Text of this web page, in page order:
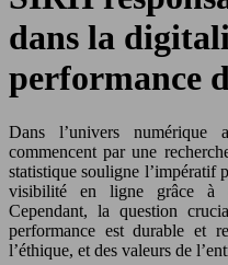
dans la
performance
Dans l’univers numérique
commencent par une
statistique souligne l’impératif
visibilité en ligne grâce à
Cependant, la question
performance est durable et
l’éthique, et des valeurs de